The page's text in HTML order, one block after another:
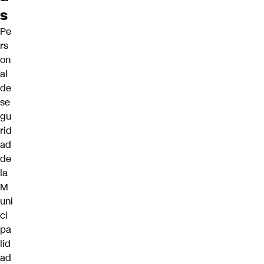
s
Pe
rs
on
al
de
se
gu
rid
ad
de
la
M
uni
ci
pa
lid
ad